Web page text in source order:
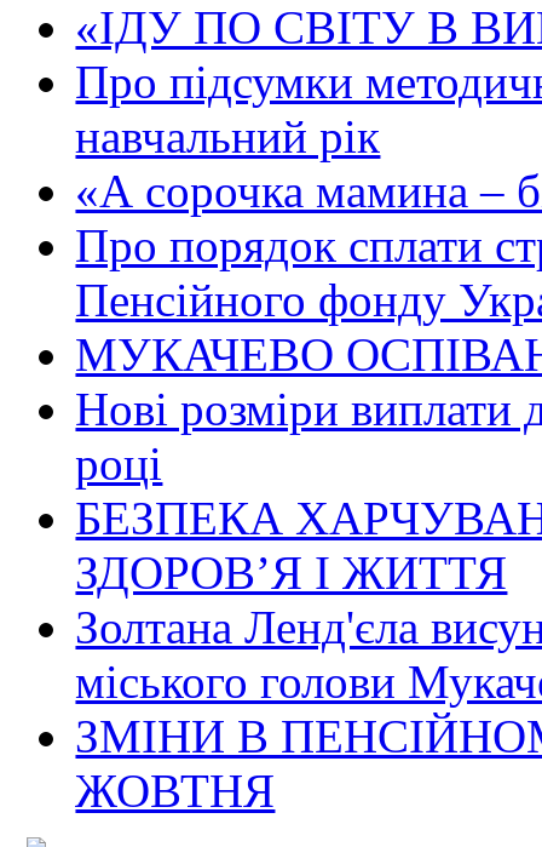
«ІДУ ПО СВІТУ В
Про підсумки
навчальний рік
«А сорочка мамина –
Про порядок сплати
Пенсійного фонду
МУКАЧЕВО
Нові розміри виплати
році
БЕЗПЕКА
ЗДОРОВ’Я І ЖИТТЯ
Золтана Ленд'єла
міського голови
ЗМІНИ В
ЖОВТНЯ